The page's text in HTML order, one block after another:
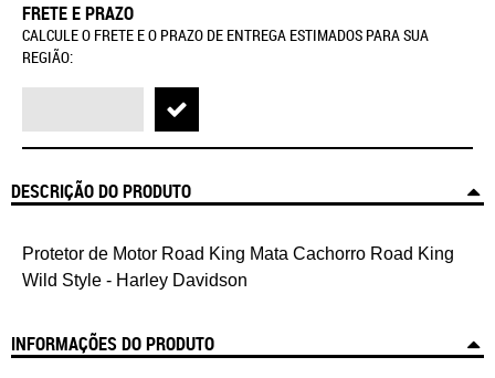
FRETE E PRAZO
CALCULE O FRETE E O PRAZO DE ENTREGA ESTIMADOS PARA SUA
REGIÃO:
DESCRIÇÃO DO PRODUTO
Protetor de Motor Road King Mata Cachorro Road King
Wild Style - Harley Davidson
INFORMAÇÕES DO PRODUTO